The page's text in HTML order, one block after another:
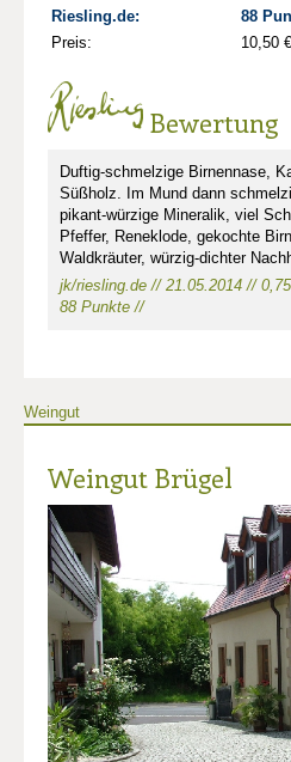
Riesling.de:
88
Preis:
10,50 €
Bewertung
Duftig-schmelzige Birnennase,
Süßholz. Im Mund dann
pikant-würzige Mineralik, viel
Pfeffer, Reneklode, gekochte
Waldkräuter, würzig-dichter
jk/riesling.de // 21.05.2014 //
88 Punkte //
Weingut
Weingut Brügel